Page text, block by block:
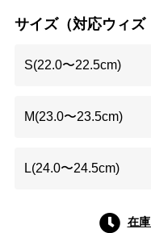
サイズ（対応ウィズ
S(22.0〜22.5cm)
M(23.0〜23.5cm)
L(24.0〜24.5cm)
在